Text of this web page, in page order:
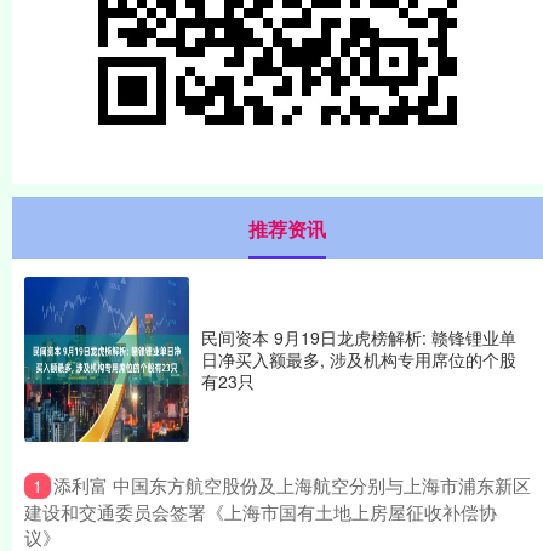
推荐资讯
民间资本 9月19日龙虎榜解析: 赣锋锂业单
日净买入额最多, 涉及机构专用席位的个股
有23只
1 ​添利富 中国东方航空股份及上海航空分别与上海市浦东新区
建设和交通委员会签署《上海市国有土地上房屋征收补偿协
议》